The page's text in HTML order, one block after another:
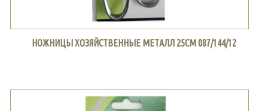
НОЖНИЦЫ ХОЗЯЙСТВЕННЫЕ МЕТАЛЛ 25СМ 087/144/12